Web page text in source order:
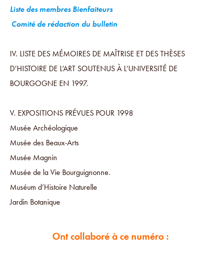
Liste des membres Bienfaiteurs
Comité de rédaction du bulletin
IV. LISTE DES MÉMOIRES DE MAÎTRISE ET DES THÈSES
D’HISTOIRE DE L’ART SOUTENUS À L’UNIVERSITÉ DE
BOURGOGNE EN 1997.
V. EXPOSITIONS PRÉVUES POUR 1998
Musée Archéologique
Musée des Beaux-Arts
Musée Magnin
Musée de la Vie Bourguignonne.
Muséum d’Histoire Naturelle
Jardin Botanique
Ont collaboré à ce numéro :